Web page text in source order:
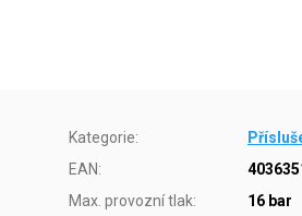
Kategorie:
EAN:
Max. provozní tlak:
16 bar